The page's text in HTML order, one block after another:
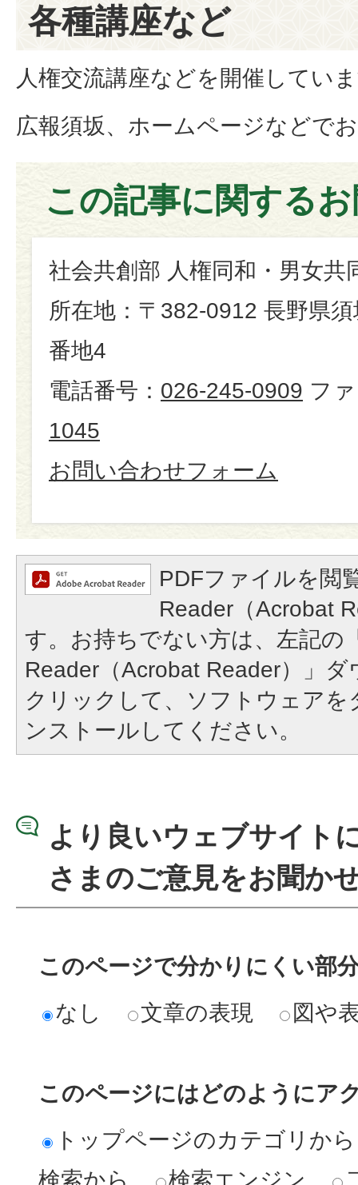
各種講座など
人権交流講座などを開催してい
広報須坂、ホームページなどで
この記事に関する
社会共創部 人権同和・男女共
所在地：〒382-0912 長野県
番地4
電話番号： 026-245-0909 フ
1045
お問い合わせフォーム
PDFファイルを閲
Reader（Acrobat
す。お持ちでない方は、左記の
Reader（Acrobat Reader）」
クリックして、ソフトウェア
ンストールしてください。
より良いウェブサイト
さまのご意見をお聞か
このページで分かりにくい部
なし
文章の表現 図や
このページにはどのようにア
トップページのカテゴリから
検索から
検索エンジン